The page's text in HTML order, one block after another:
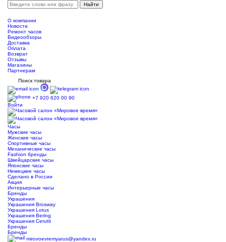
О компании
Новости
Ремонт часов
Видеообзоры
Доставка
Оплата
Возврат
Отзывы
Магазины
Партнерам
Поиск товара
+7 920 620 00 90
Войти
Часы
Мужские часы
Женские часы
Спортивные часы
Механические часы
Fashion бренды
Швейцарские часы
Японские часы
Немецкие часы
Сделано в России
Акция
Интерьерные часы
Бренды
Украшения
Украшения Brosway
Украшения Lotus
Украшения Bering
Украшения Cerutti
Бренды
Бренды
mirovoevremyarus@yandex.ru